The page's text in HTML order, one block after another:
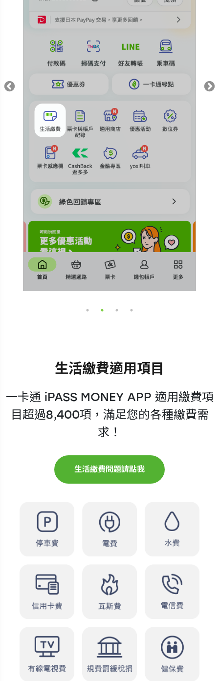
生活繳費適用項目
一卡通 iPASS MONEY APP 適用繳費項
目超過8,400項，滿足您的各種繳費需
求！